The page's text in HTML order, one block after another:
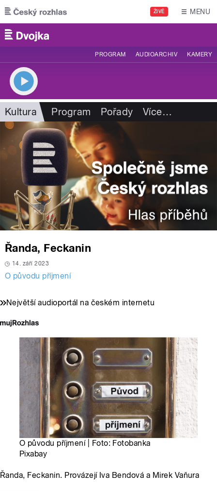
Přejít k hlavnímu obsahu
ŽIVĚ MENU
PROGRAM AUDIOARCHIV KAMERY
Kultura Program Pořady Více…
Řanda, Feckanin
14. září 2023
O původu příjmení
Největší audioportál na českém internetu
O původu příjmení | Foto: Fotobanka
Pixabay
Řanda, Feckanin. Provázejí Iva Bendová a Mirek Vaňura